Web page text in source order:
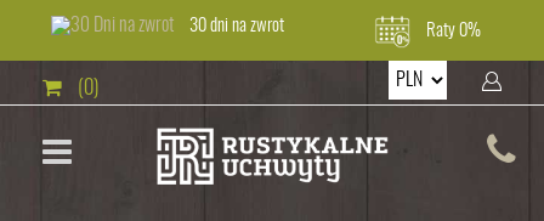
30 dni na zwrot Raty 0%
(0)